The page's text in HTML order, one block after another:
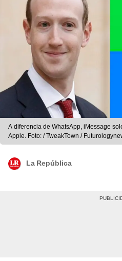
A diferencia de WhatsApp, iMessage
Apple. Foto: / TweakTown /
La República